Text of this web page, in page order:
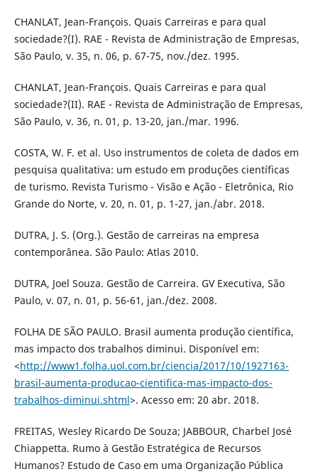
CHANLAT, Jean-François. Quais Carreiras e para qual
sociedade?(I). RAE - Revista de Administração de Empresas,
São Paulo, v. 35, n. 06, p. 67-75, nov./dez. 1995.
CHANLAT, Jean-François. Quais Carreiras e para qual
sociedade?(II). RAE - Revista de Administração de Empresas,
São Paulo, v. 36, n. 01, p. 13-20, jan./mar. 1996.
COSTA, W. F. et al. Uso instrumentos de coleta de dados em
pesquisa qualitativa: um estudo em produções científicas
de turismo. Revista Turismo - Visão e Ação - Eletrônica, Rio
Grande do Norte, v. 20, n. 01, p. 1-27, jan./abr. 2018.
DUTRA, J. S. (Org.). Gestão de carreiras na empresa
contemporânea. São Paulo: Atlas 2010.
DUTRA, Joel Souza. Gestão de Carreira. GV Executiva, São
Paulo, v. 07, n. 01, p. 56-61, jan./dez. 2008.
FOLHA DE SÃO PAULO. Brasil aumenta produção científica,
mas impacto dos trabalhos diminui. Disponível em:
<http://www1.folha.uol.com.br/ciencia/2017/10/1927163-
brasil-aumenta-producao-cientifica-mas-impacto-dos-
trabalhos-diminui.shtml>. Acesso em: 20 abr. 2018.
FREITAS, Wesley Ricardo De Souza; JABBOUR, Charbel José
Chiappetta. Rumo à Gestão Estratégica de Recursos
Humanos? Estudo de Caso em uma Organização Pública